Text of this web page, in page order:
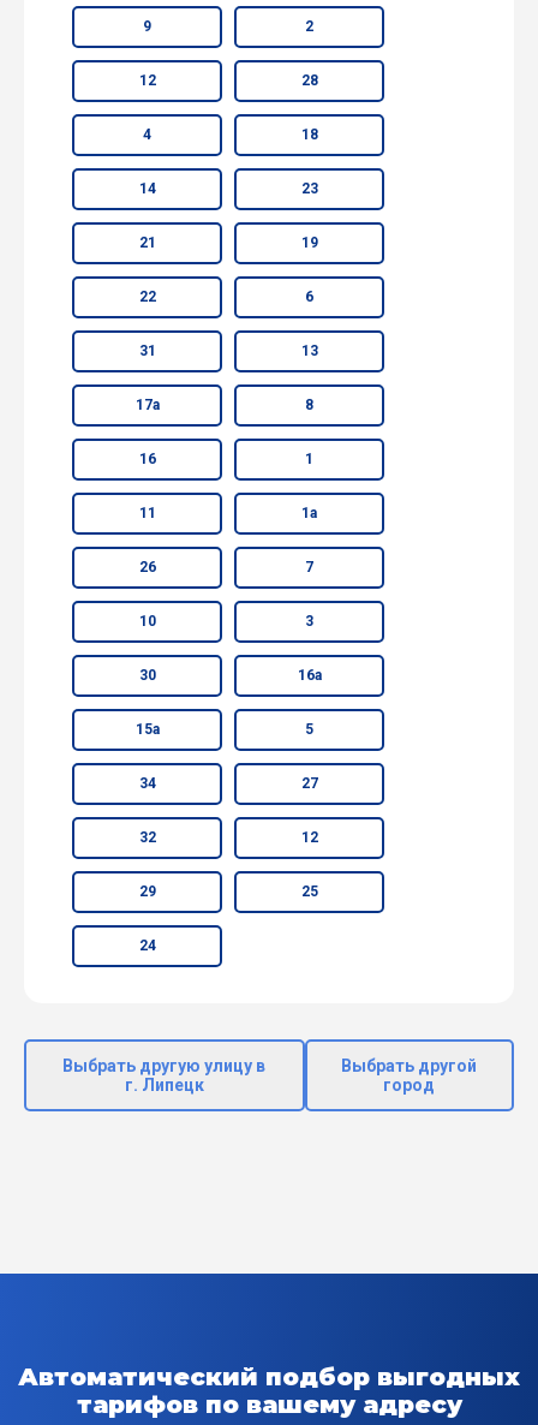
9 2
12 28
4 18
14 23
21 19
22 6
31 13
17а 8
16 1
11 1а
26 7
10 3
30 16а
15а 5
34 27
32 12
29 25
24
Выбрать другую улицу в
г. Липецк
Выбрать другой
город
Автоматический подбор выгодных
тарифов по вашему адресу